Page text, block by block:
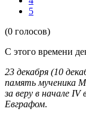
5
(0 голосов)
С этого времени
23 декабря (10
память мученика
за веру в начале
Евграфом.